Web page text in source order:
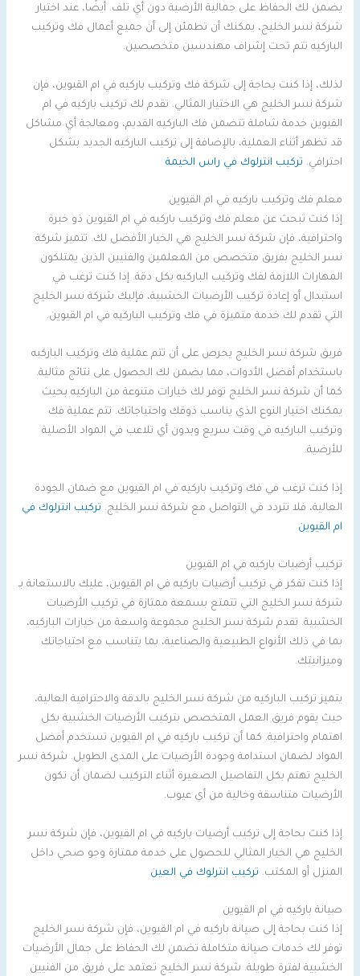
يضمن لك الحفاظ على جمالية الأرضية دون أي تلف. أيضًا، عند اختيار
شركة نسر الخليج، يمكنك أن تطمئن إلى أن جميع أعمال فك وتركيب
الباركيه تتم تحت إشراف مهندسين متخصصين.
لذلك، إذا كنت بحاجة إلى شركة فك وتركيب باركيه في ام القيوين، فإن
شركة نسر الخليج هي الاختيار المثالي. تقدم لك تركيب باركيه في ام
القيوين خدمة شاملة تتضمن فك الباركيه القديم، ومعالجة أي مشاكل
قد تظهر أثناء العملية، بالإضافة إلى تركيب الباركيه الجديد بشكل
احترافي. تركيب انترلوك في راس الخيمة
معلم فك وتركيب باركيه في ام القيوين
إذا كنت تبحث عن معلم فك وتركيب باركيه في ام القيوين ذو خبرة
واحترافية، فإن شركة نسر الخليج هي الخيار الأفضل لك. تتميز شركة
نسر الخليج بفريق متخصص من المعلمين والفنيين الذين يمتلكون
المهارات اللازمة لفك وتركيب الباركيه بكل دقة. إذا كنت ترغب في
استبدال أو إعادة تركيب الأرضيات الخشبية، فإليك شركة نسر الخليج
التي تقدم لك خدمة متميزة في فك وتركيب الباركيه في ام القيوين.
فريق شركة نسر الخليج يحرص على أن تتم عملية فك وتركيب الباركيه
باستخدام أفضل الأدوات، مما يضمن لك الحصول على نتائج مثالية.
كما أن شركة نسر الخليج توفر لك خيارات متنوعة من الباركيه بحيث
يمكنك اختيار النوع الذي يناسب ذوقك واحتياجاتك. تتم عملية فك
وتركيب الباركيه في وقت سريع وبدون أي تلاعب في المواد الأصلية
للأرضية.
إذا كنت ترغب في فك وتركيب باركيه في ام القيوين مع ضمان الجودة
العالية، فلا تتردد في التواصل مع شركة نسر الخليج. تركيب انترلوك في
ام القيوين
تركيب أرضيات باركيه في ام القيوين
إذا كنت تفكر في تركيب أرضيات باركيه في ام القيوين، عليك بالاستعانة بـ
شركة نسر الخليج التي تتمتع بسمعة ممتازة في تركيب الأرضيات
الخشبية. تقدم شركة نسر الخليج مجموعة واسعة من خيارات الباركيه،
بما في ذلك الأنواع الطبيعية والصناعية، بما يتناسب مع احتياجاتك
وميزانيتك.
يتميز تركيب الباركيه من شركة نسر الخليج بالدقة والاحترافية العالية،
حيث يقوم فريق العمل المتخصص بتركيب الأرضيات الخشبية بكل
اهتمام واحترافية. كما أن تركيب باركيه في ام القيوين تستخدم أفضل
المواد لضمان استدامة وجودة الأرضيات على المدى الطويل. شركة نسر
الخليج تهتم بكل التفاصيل الصغيرة أثناء التركيب لضمان أن تكون
الأرضيات متناسقة وخالية من أي عيوب.
إذا كنت بحاجة إلى تركيب أرضيات باركيه في ام القيوين، فإن شركة نسر
الخليج هي الخيار المثالي للحصول على خدمة ممتازة وجو صحي داخل
المنزل أو المكتب. تركيب انترلوك في العين
صيانة باركيه في ام القيوين
إذا كنت بحاجة إلى صيانة باركيه في ام القيوين، فإن شركة نسر الخليج
توفر لك خدمات صيانة متكاملة تضمن لك الحفاظ على جمال الأرضيات
الخشبية لفترة طويلة. شركة نسر الخليج تعتمد على فريق من الفنيين